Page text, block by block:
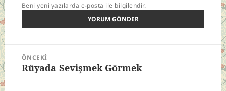
Beni yeni yazılarda e-posta ile bilgilendir.
Yazı
gezinmesi
ÖNCEKI
Önceki
Rüyada Sevişmek Görmek